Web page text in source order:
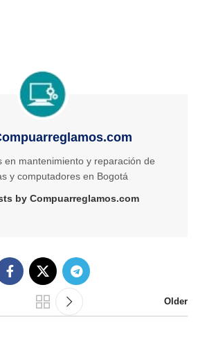
en mantenimiento y reparación de
y computadores en Bogotá
by Compuarreglamos.com
Older